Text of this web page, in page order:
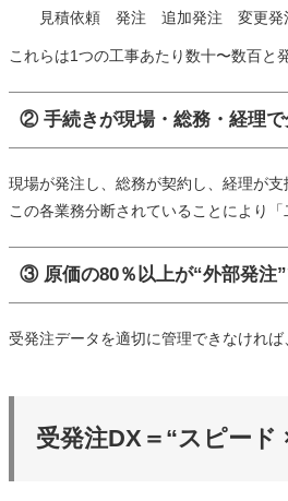
見積依頼 発注 追加発注 変更発
これらは1つの工事あたり数十〜数百
② 手続きが現場・総務・経理で
現場が発注し、総務が契約し、経理が支
この各業務分断されていることにより
③ 原価の80％以上が“外部発注
受発注データを適切に管理できなければ
受発注DX＝“スピード